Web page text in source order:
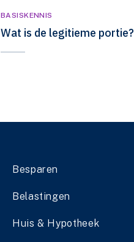
BASISKENNIS
Wat is de legitieme portie?
Besparen
Belastingen
Huis & Hypotheek